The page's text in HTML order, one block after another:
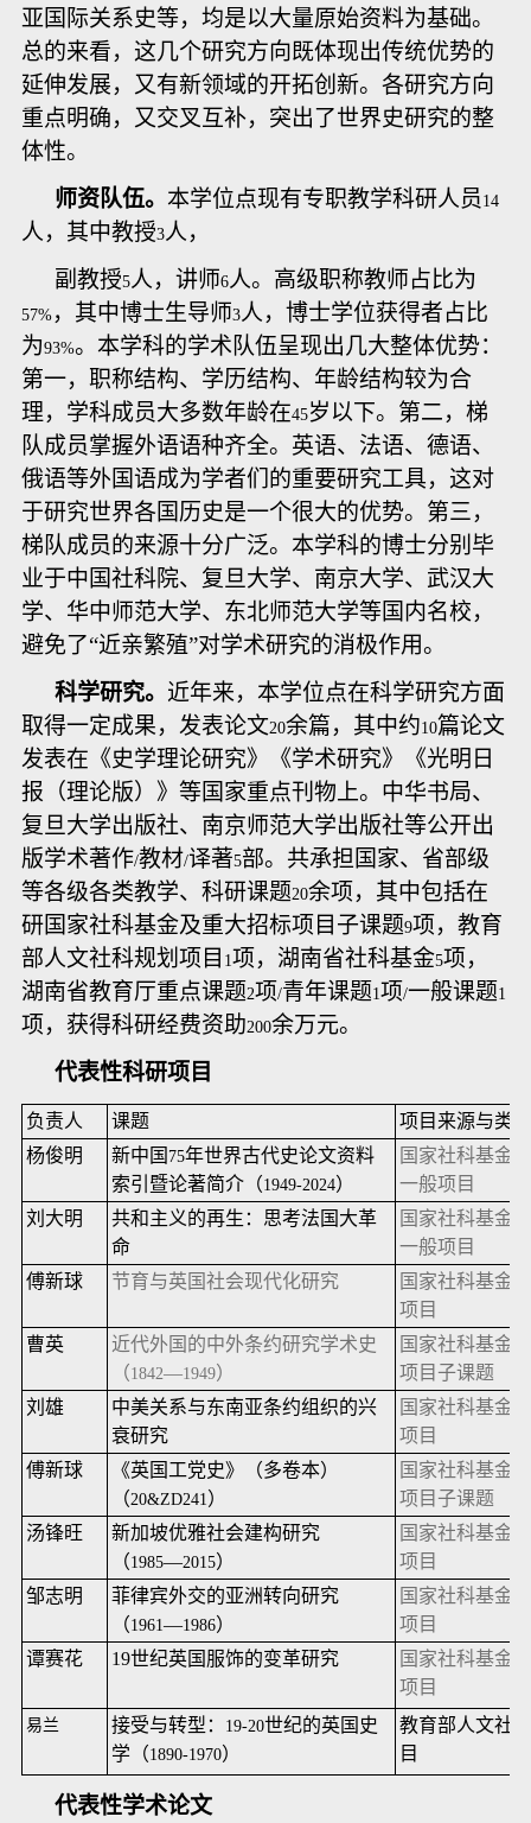
亚国际关系史等，均是以大量原始资料为基础。
总的来看，这几个研究方向既体现出传统优势的
延伸发展，又有新领域的开拓创新。各研究方向
重点明确，又交叉互补，突出了世界史研究的整
体性。
师资队伍。 本学位点现有专职教学科研人员 14
人，其中教授3人，
副教授5人，讲师6人。高级职称教师占比为
57%，其中博士生导师3人，博士学位获得者占比
为93%。本学科的学术队伍呈现出几大整体优势：
第一，职称结构、学历结构、年龄结构较为合
理，学科成员大多数年龄在45岁以下。第二，梯
队成员掌握外语语种齐全。英语、法语、德语、
俄语等外国语成为学者们的重要研究工具，这对
于研究世界各国历史是一个很大的优势。第三，
梯队成员的来源十分广泛。本学科的博士分别毕
业于中国社科院、复旦大学、南京大学、武汉大
学、华中师范大学、东北师范大学等国内名校，
避免了“近亲繁殖”对学术研究的消极作用。
科学研究。 近年来，本学位点在科学研究方面
取得一定成果，发表论文20余篇，其中约10篇论文
发表在《史学理论研究》《学术研究》《光明日
报（理论版）》等国家重点刊物上。中华书局、
复旦大学出版社、南京师范大学出版社等公开出
版学术著作/教材/译著5部。共承担国家、省部级
等各级各类教学、科研课题20余项，其中包括在
研国家社科基金及重大招标项目子课题9项，教育
部人文社科规划项目 1 项，湖南省社科基金5项，
湖南省教育厅重点课题2项/青年课题1 项/一般课题1
项，获得科研经费资助200余万元。
代表性科研项目
负责人 课题
项目来源与类别
杨俊明
新中国 75年世界古代史论文资料
索引暨论著简介（1949-2024）
国家社科基金
一般项目
刘大明
共和主义的再生：思考法国大革
命
国家社科基金
一般项目
傅新球
节育与英国社会现代化研究
国家社科基金
项目
曹英
近代外国的中外条约研究学术史
（1842—1949）
国家社科基金
项目子课题
刘雄
中美关系与东南亚条约组织的兴
衰研究
国家社科基金
项目
傅新球
《英国工党史》（多卷本）
（20&ZD241 ）
国家社科基金
项目子课题
汤锋旺
新加坡优雅社会建构研究
（1985—2015）
国家社科基金
项目
邹志明
菲律宾外交的亚洲转向研究
（1961 —1986）
国家社科基金
项目
谭赛花
19世纪英国服饰的变革研究
国家社科基金
项目
易兰 接受与转型： 19-20世纪的英国史
学（1890-1970）
教育部人文社
目
代表性学术论文